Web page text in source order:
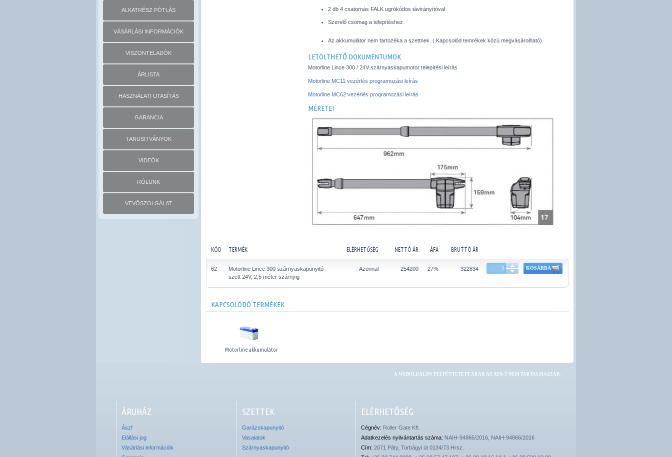
ALKATRÉSZ PÓTLÁS
VÁSÁRLÁSI INFORMÁCIÓK
VISZONTELADÓK
ÁRLISTA
HASZNÁLATI UTASÍTÁS
GARANCIA
TANUSITVÁNYOK
VIDEÓK
RÓLUNK
VEVŐSZOLGÁLAT
2 db 4 csatornás FALK ugrókódos távirányítóval
Szerelő csomag a telepítéshez
Az akkumulátor nem tartozéka a szettnek. ( Kapcsolód temrékek közü megvásárolható)
LETÖLTHETŐ DOKUMENTUMOK
Motorline Lince 300 / 24V szárnyaskapumotor telepítési leírás
Motorline MC11 vezérlés programozási leírás
Motorline MC62 vezérlés programozási leírás
MÉRETEI
KÓD TERMÉK ELÉRHETŐSÉG NETTÓ ÁR ÁFA BRUTTÓ ÁR
62
Motorline Lince 300 szárnyaskapunyitó
szett 24V, 2,5 méter szárnyig
Azonnal 254200 27% 322834 KOSÁRBA
KAPCSOLÓDÓ TERMÉKEK
Motorline akkumulátor
A WEBOLDALON FELTÜNTETETT ÁRAK AZ ÁFA-T NEM TARTALMAZZÁK.
ÁRUHÁZ
Ászf
Elállási jog
Vásárlási információk
SZETTEK
Garázskapunyitó
Vasalatok
Szárnyaskapunyitó
ELÉRHETŐSÉG
Cégnév: Roller Gate Kft.
Adatkezelés nyilvántartás száma: NAIH-94865/2016, NAIH-94866/2016
Cím: 2071 Páty, Torbágyi út 0134/73 Hrsz.